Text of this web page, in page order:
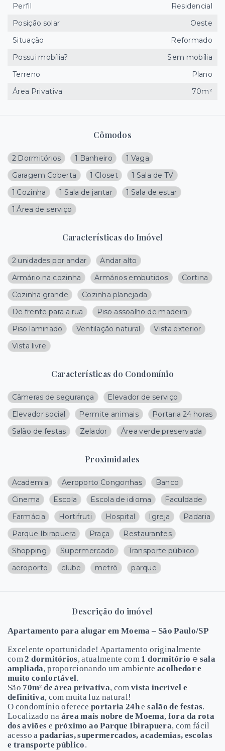
Cômodos
2 Dormitórios 1 Banheiro
1 Vaga
Garagem Coberta
1 Closet
1 Sala de TV
1 Cozinha
1 Sala de jantar
1 Sala de estar
1 Área de serviço
Características do Imóvel
2 unidades por andar
Andar alto
Armário na cozinha
Armários embutidos
Cortina
Cozinha grande
Cozinha planejada
De frente para a rua
Piso assoalho de madeira
Piso laminado
Ventilação natural
Vista exterior
Vista livre
Características do Condomínio
Câmeras de segurança
Elevador de serviço
Elevador social
Permite animais
Portaria 24 horas
Salão de festas
Zelador Área verde preservada
Proximidades
Academia Aeroporto Congonhas
Banco
Cinema
Escola Escola de idioma
Faculdade
Farmácia
Hortifruti Hospital Igreja
Padaria
Parque Ibirapuera
Praça
Restaurantes
Shopping
Supermercado
Transporte público
aeroporto
clube metrô parque
Descrição do imóvel
Apartamento para alugar em Moema – São Paulo/SP
Excelente oportunidade! Apartamento originalmente
com2 dormitórios, atualmente com 1 dormitório e sala
ampliada, proporcionando um ambienteacolhedor e
muito confortável.
São 70m² de área privativa, comvista incrível e
definitiva, com muita luz natural!
O condomínio ofereceportaria 24hesalão de festas.
Localizado na área mais nobre de Moema, fora da rota
dos aviões e próximo ao Parque Ibirapuera, com fácil
acesso apadarias, supermercados, academias, escolas
e transporte público.
Perfil
Residencial
Posição solar
Oeste
Situação
Reformado
Possui mobília?
Sem mobília
Terreno
Plano
Área Privativa
70m²